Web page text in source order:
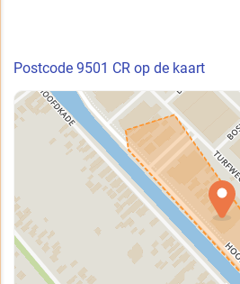
Postcode 9501 CR op de kaart